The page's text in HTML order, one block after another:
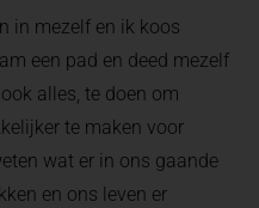
in mezelf en ik koos
een pad en deed mezelf
alles, te doen om
te maken voor
wat er in ons gaande
en ons leven er